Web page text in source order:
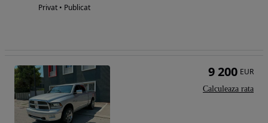
Privat • Publicat
9 200 EUR
Calculeaza rata